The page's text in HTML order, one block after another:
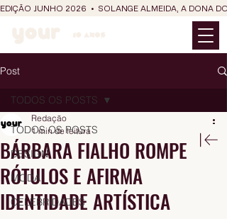
EDIÇÃO JUNHO 2026  •  SOLANGE ALMEIDA, A DONA
Post
TODOS OS POSTS
DESIGN
MODA
CELEBRIDADES
TODOS OS POSTS
BÁRBARA FIALHO ROMPE
RÓTULOS E AFIRMA
IDENTIDADE ARTÍSTICA
Redação
1 min de leitura